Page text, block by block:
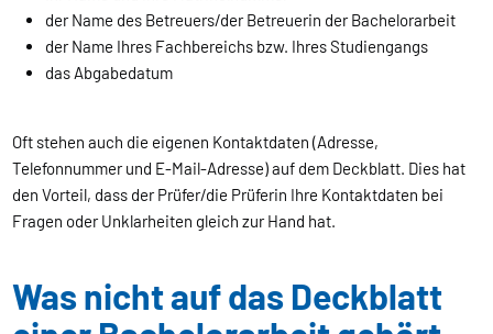
der Name des Betreuers/der Betreuerin der Bachelorarbeit
der Name Ihres Fachbereichs bzw. Ihres Studiengangs
das Abgabedatum
Oft stehen auch die eigenen Kontaktdaten (Adresse,
Telefonnummer und E-Mail-Adresse) auf dem Deckblatt. Dies hat
den Vorteil, dass der Prüfer/die Prüferin Ihre Kontaktdaten bei
Fragen oder Unklarheiten gleich zur Hand hat.
Was nicht auf das Deckblatt